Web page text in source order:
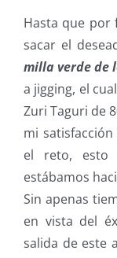
Hasta que por
sacar el
milla verde de
a jigging, el
Zuri Taguri de
mi
el reto, esto
estábamos
Sin apenas
en vista del
salida de este